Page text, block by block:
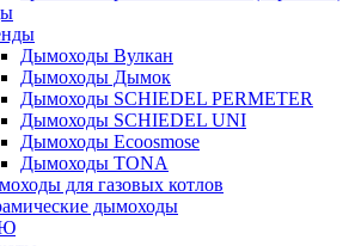
Дымоходы Вулкан
Дымоходы Дымок
Дымоходы SCHIEDEL PERMETER
Дымоходы SCHIEDEL UNI
Дымоходы Ecoosmose
Дымоходы TONA
для газовых котлов
дымоходы